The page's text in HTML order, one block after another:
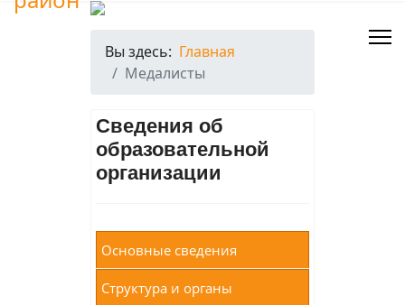
Вы здесь: Главная
Медалисты
Сведения об
образовательной
организации
Основные сведения
Структура и органы